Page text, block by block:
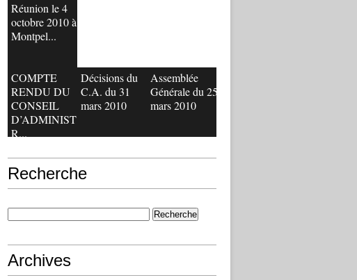
Réunion le 4
octobre 2010 à
Montpel...
COMPTE
RENDU DU
CONSEIL
D’ADMINIST
R...
Décisions du
C.A. du 31
mars 2010
Assemblée
Générale du 25
mars 2010
Recherche
Archives